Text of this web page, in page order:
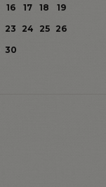
16 17 18
19
23 24 25
26
30